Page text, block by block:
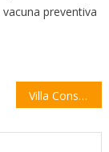
preventiva
Villa Constitución sumó 11 casos y una nueva muerte por Covid-19